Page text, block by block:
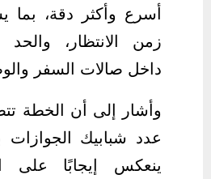
أسرع وأكثر دقة، بما
زمن الانتظار،
داخل صالات السفر
وأشار إلى أن الخطة
عدد شبابيك الجوازات
ينعكس إيجابًا على